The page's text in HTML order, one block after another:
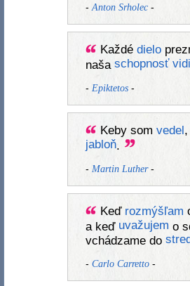
- Anton Srholec-
Každé dielo
naša schopnosť
- Epiktetos-
Keby som vedel
jabloň.
- Martin Luther-
Keď rozmýšľam
a keď uvažujem o
vchádzame do
- Carlo Carretto-